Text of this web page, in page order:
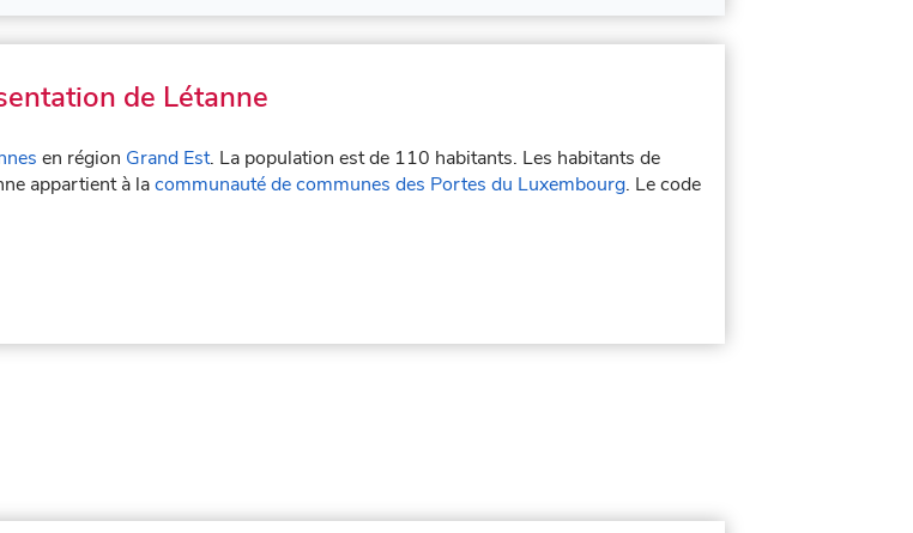
de Létanne
en région Grand Est. La population est de 110 habitants. Les habitants de
appartient à lacommunauté de communes des Portes du Luxembourg. Le code